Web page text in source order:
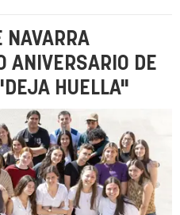
NAVARRA
ANIVERSARIO DE
HUELLA"